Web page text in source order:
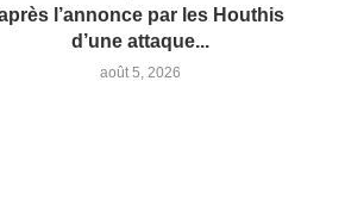
l’annonce par les Houthis
d’une attaque...
août 5, 2026